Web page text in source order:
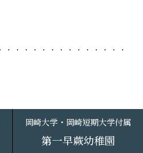
岡崎大学・岡崎短期大学付属
第一早蕨幼稚園